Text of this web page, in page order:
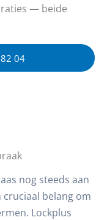
— beide
04
nog steeds aan
cruciaal belang om
Lockplus